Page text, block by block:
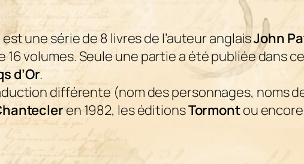
une série de 8 livres de l’auteur anglaisJohn
16 volumes. Seule une partie a été publiée dans
d’Or.
différente (nom des personnages, noms
en 1982, les éditionsTormontou